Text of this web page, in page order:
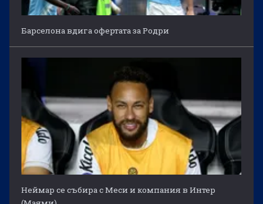
Барселона вдига офертата за Родри
Неймар се събира с Меси и компания в Интер